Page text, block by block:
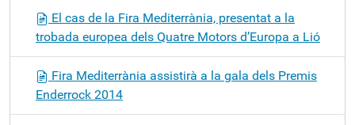
El cas de la Fira Mediterrània, presentat a la
trobada europea dels Quatre Motors d’Europa a Lió
Fira Mediterrània assistirà a la gala dels Premis
Enderrock 2014